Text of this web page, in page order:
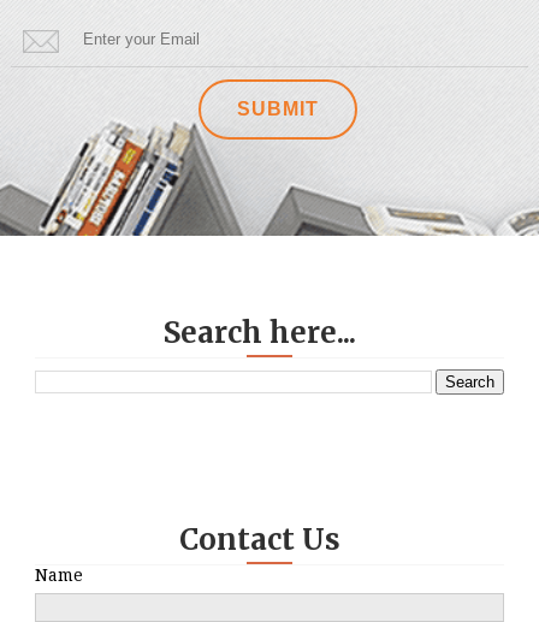
Search here...
Contact Us
Name